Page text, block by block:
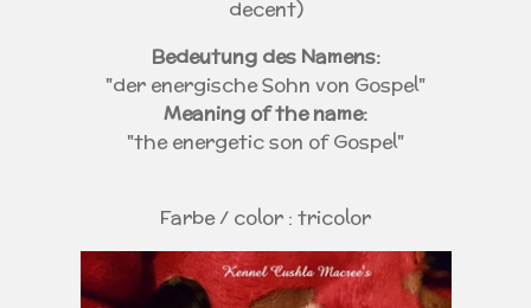
decent)
Bedeutung des Namens:
"der energische Sohn von Gospel"
Meaning of the name:
"the energetic son of Gospel"
Farbe / color : tricolor